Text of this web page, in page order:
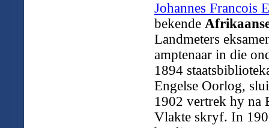
Johannes Francois
bekende
Landmeters
amptenaar in die
1894
Engelse Oorlog,
1902 vertrek hy na
Vlakte skryf. In